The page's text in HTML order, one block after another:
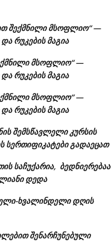
შექმნილი მსოფლიო“ —
რუკების მაგია
მსოფლიო“ —
რუკების მაგია
მსოფლიო“ —
რუკების მაგია
შემსწავლელი კურსის
სერთიფიკატები გადაეცათ
საჩუქარია, ბედნიერებაა
დედა
ხვალინდელი დღის
შენარჩუნებული